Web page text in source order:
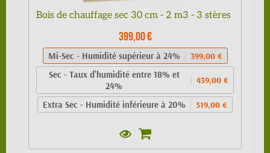
Bois de chauffage sec 30 cm - 2 m3 - 3 stères
399,00 €
Mi-Sec - Humidité supérieur à 24% 399,00 €
Sec - Taux d'humidité entre 18% et
24%
439,00 €
Extra Sec - Humidité inférieure à 20% 519,00 €